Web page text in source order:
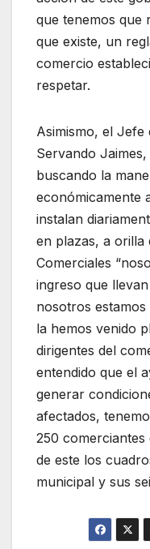
que tenemos que
que existe, un
comercio
respetar.
Asimismo, el Jefe
Servando
buscando la
económicamente
instalan
en plazas, a orilla
Comerciales
ingreso que
nosotros
la hemos venido
dirigentes del
entendido que el
generar
afectados,
250
de este los
municipal y sus